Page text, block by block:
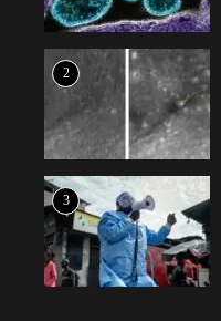
2
3